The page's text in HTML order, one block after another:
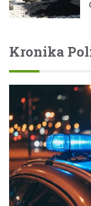
Kronika